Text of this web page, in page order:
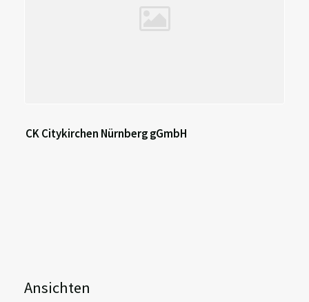
CK Citykirchen Nürnberg gGmbH
Ansichten